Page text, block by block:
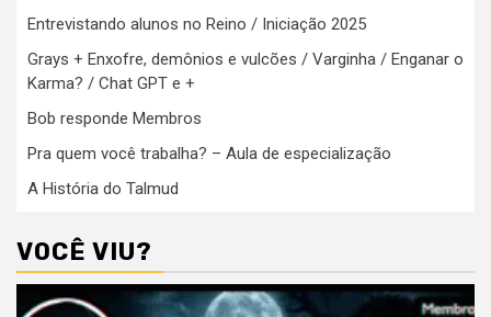
Entrevistando alunos no Reino / Iniciação 2025
Grays + Enxofre, demônios e vulcões / Varginha / Enganar o
Karma? / Chat GPT e +
Bob responde Membros
Pra quem você trabalha? – Aula de especialização
A História do Talmud
VOCÊ VIU?